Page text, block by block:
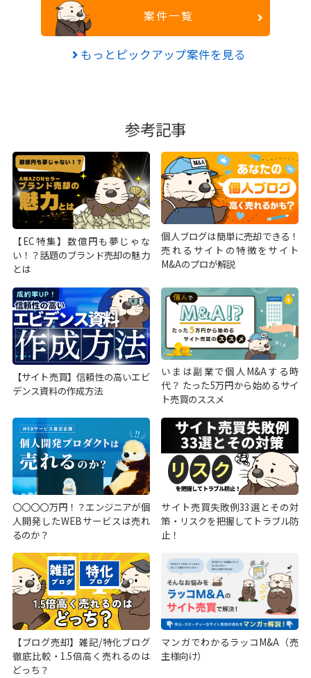
案件一覧
もっとピックアップ案件を見る
参考記事
【EC特集】数億円も夢じゃな
い！？話題のブランド売却の魅力
とは
個人ブログは簡単に売却できる！
売れるサイトの特徴をサイト
M&Aのプロが解説
【サイト売買】信頼性の高いエビ
デンス資料の作成方法
いまは副業で個人M&Aする時
代？ たった5万円から始めるサイ
ト売買のススメ
〇〇〇〇万円！？エンジニアが個
人開発したWEBサービスは売れ
るのか？
サイト売買失敗例33選とその対
策・リスクを把握してトラブル防
止！
【ブログ売却】雑記/特化ブログ
徹底比較・1.5倍高く売れるのは
どっち？
マンガでわかるラッコM&A（売
主様向け）